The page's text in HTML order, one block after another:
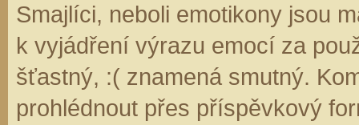
Smajlíci, neboli emotikony jsou
k vyjádření výrazu emocí za
šťastný, :( znamená smutný.
prohlédnout přes příspěvkový